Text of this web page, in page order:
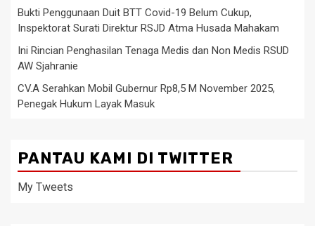
Bukti Penggunaan Duit BTT Covid-19 Belum Cukup,
Inspektorat Surati Direktur RSJD Atma Husada Mahakam
Ini Rincian Penghasilan Tenaga Medis dan Non Medis RSUD
AW Sjahranie
CV.A Serahkan Mobil Gubernur Rp8,5 M November 2025,
Penegak Hukum Layak Masuk
PANTAU KAMI DI TWITTER
My Tweets